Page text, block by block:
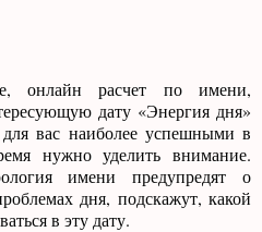
онлайн расчет по имени,
дату «Энергия дня»
вас наиболее успешными в
нужно уделить внимание.
имени предупредят о
дня, подскажут, какой
в эту дату.